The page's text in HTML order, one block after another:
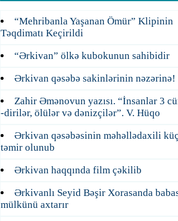
“Mehribanla Yaşanan Ömür” Klipinin
Təqdimatı Keçirildi
“Ərkivan” ölkə kubokunun sahibidir
Ərkivan qəsəbə sakinlərinin nəzərinə!
Zahir Əmənovun yazısı. “İnsanlar 3
-dirilər, ölülər və dənizçilər”. V. Hüqo
Ərkivan qəsəbəsinin məhəllədaxili
təmir olunub
Ərkivan haqqında film çəkilib
Ərkivanlı Seyid Bəşir Xorasanda
mülkünü axtarır